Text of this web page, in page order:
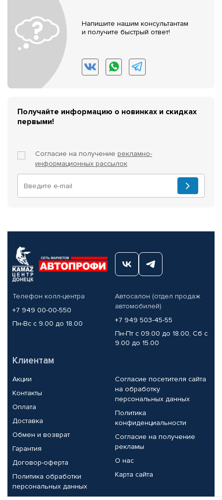
Напишите нашим консультантам
и получите быстрый ответ!
Получайте информацию о новинках и скидках
первыми!
Согласие на получение рекламно-
информационных рассылок
Телефон колл-центра
+7 949 00-00-550
Пн-Вс с 9.00 до 18.00
Автосалон (отдел продаж
автомобилей)
+7 949 503-45-55
Пн-Пт с 09.00 до 18.00, Сб с
9.00 до 15.00
Клиентам
Акции
Контакты
Оплата
Доставка
Обмен и возврат
Гарантия
Договор-оферта
Политика обработки
персональных данных
Согласие посетителя сайта
на обработку
персональных данных
Политика
конфиденциальности
Согласие на получение
рекламы
О нас
Карта сайта